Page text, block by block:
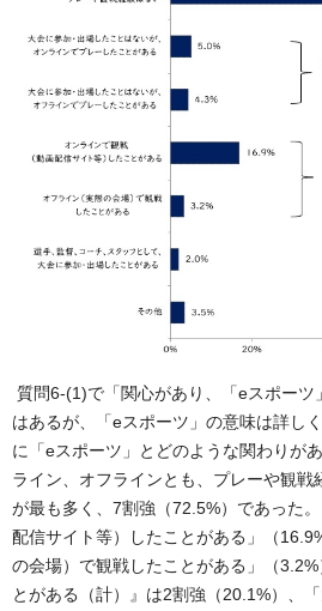
質問6-(1)で「関心があり、「eスポーツ
はあるが、「eスポーツ」の意味は詳し
に「eスポーツ」とどのような関わりが
ライン、オフラインとも、プレーや観戦
が最も多く、7割強（72.5%）であった
配信サイト等）したことがある」（
の会場）で観戦したことがある」（
とがある（計）』は2割強（20.1%）、